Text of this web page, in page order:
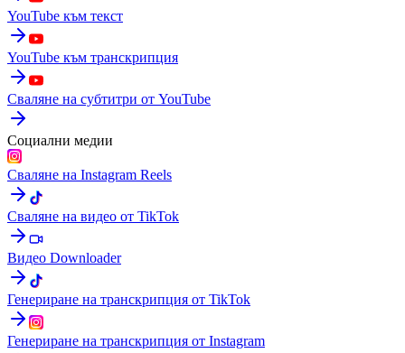
YouTube към текст
YouTube към транскрипция
Сваляне на субтитри от YouTube
Социални медии
Сваляне на Instagram Reels
Сваляне на видео от TikTok
Видео Downloader
Генериране на транскрипция от TikTok
Генериране на транскрипция от Instagram